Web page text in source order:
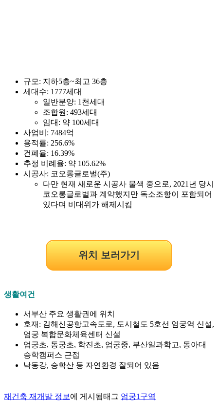
규모: 지하5층~최고 36층
세대수: 1777세대
일반분양: 1천세대
조합원: 493세대
임대: 약 100세대
사업비: 7484억
용적률: 256.6%
건폐율: 16.39%
추정 비례율: 약 105.62%
시공사: 코오롱글로벌(주)
다만 현재 새로운 시공사 물색 중으로, 2021년 당시
코오롱글로벌과 계약했지만 독소조항이 포함되어
있다며 비대위가 해제시킴
위치 보러가기
생활여건
서부산 주요 생활권에 위치
호재: 김해신공항고속도로, 도시철도 5호선 엄궁역 신설,
엄궁 복합문화체육센터 신설
엄궁초, 동궁초, 학진초, 엄궁중, 부산일과학고, 동아대
승학캠퍼스 근접
낙동강, 승학산 등 자연환경 잘되어 있음
재건축 재개발 정보 에 게시됨태그 엄궁1구역